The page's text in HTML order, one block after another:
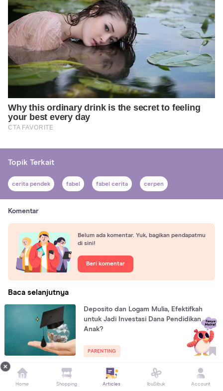
Topik Terkait
cerita pendek fabel fabel cerita cerpen
Komentar
Belum ada komentar. Yuk, bagikan pendapatmu
di sini!
Beri komentar
Baca selanjutnya
Deposito dan Logam Mulia, Efektifkah
untuk Jadi Investasi Dana Pendidikan
Anak?
PARENTING
5 Cerpen tentang Keluarga, Banyak
Home Shopping Articles IbuSibuk Account